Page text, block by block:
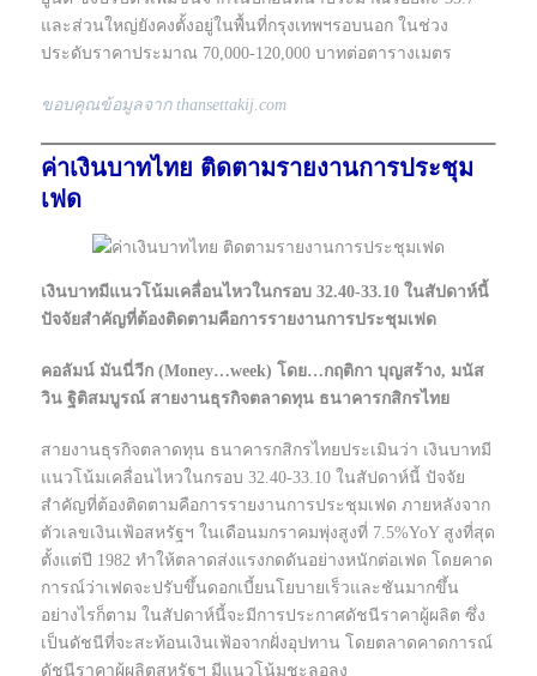
และส่วนใหญ่ยังคงตั้งอยู่ในพื้นที่กรุงเทพฯรอบนอก ในช่วง
ประดับราคาประมาณ 70,000-120,000 บาทต่อตารางเมตร
ขอบคุณข้อมูลจาก thansettakij.com
ค่าเงินบาทไทย ติดตามรายงานการประชุม
เฟด
เงินบาทมีแนวโน้มเคลื่อนไหวในกรอบ 32.40-33.10 ในสัปดาห์นี้
ปัจจัยสำคัญที่ต้องติดตามคือการรายงานการประชุมเฟด
คอลัมน์ มันนี่วีก (Money…week) โดย…กฤติกา บุญสร้าง, มนัส
วิน ฐิติสมบูรณ์ สายงานธุรกิจตลาดทุน ธนาคารกสิกรไทย
สายงานธุรกิจตลาดทุน ธนาคารกสิกรไทยประเมินว่า เงินบาทมี
แนวโน้มเคลื่อนไหวในกรอบ 32.40-33.10 ในสัปดาห์นี้ ปัจจัย
สำคัญที่ต้องติดตามคือการรายงานการประชุมเฟด ภายหลังจาก
ตัวเลขเงินเฟ้อสหรัฐฯ ในเดือนมกราคมพุ่งสูงที่ 7.5%YoY สูงที่สุด
ตั้งแต่ปี 1982 ทำให้ตลาดส่งแรงกดดันอย่างหนักต่อเฟด โดยคาด
การณ์ว่าเฟดจะปรับขึ้นดอกเบี้ยนโยบายเร็วและชันมากขึ้น
อย่างไรก็ตาม ในสัปดาห์นี้จะมีการประกาศดัชนีราคาผู้ผลิต ซึ่ง
เป็นดัชนีที่จะสะท้อนเงินเฟ้อจากฝั่งอุปทาน โดยตลาดคาดการณ์
ดัชนีราคาผู้ผลิตสหรัฐฯ มีแนวโน้มชะลอลง